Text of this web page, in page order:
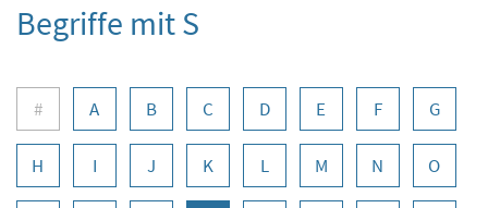
Begriffe mit S
Buchstabennavigation
# A B C D E F G
H I J K L M N O